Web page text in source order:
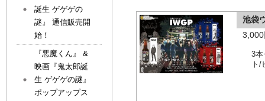
池袋
3本
ト
誕生 ゲゲゲの
謎』 通信販売開
始！
『悪魔くん』 &
映画『鬼太郎誕
生 ゲゲゲの謎』
ポップアップス